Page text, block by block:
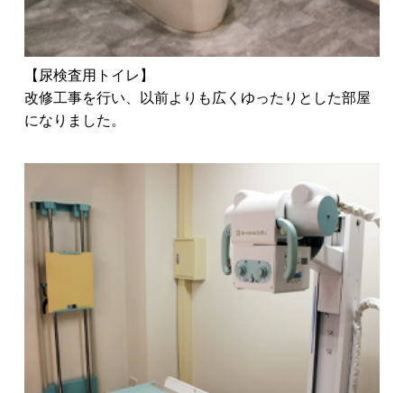
【尿検査用トイレ】
改修工事を行い、以前よりも広くゆったりとした部屋
になりました。